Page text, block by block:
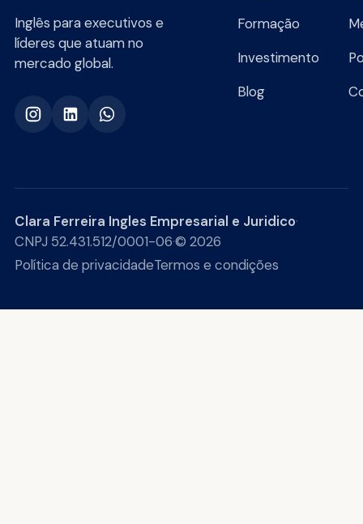
Inglês para executivos e
líderes que atuam no
mercado global.
Formação
Investimento
Blog
Clara Ferreira Ingles Empresarial e Juridico·
CNPJ 52.431.512/0001-06·© 2026
Política de privacidadeTermos e condições